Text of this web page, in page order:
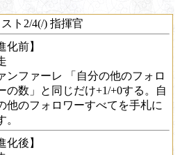
ト2/4(/) 指揮官
化前】
ンファーレ
「自分の他のフォロ
の数」と同じだけ+1/+0する。自
他のフォロワーすべてを手札に
。
化後】